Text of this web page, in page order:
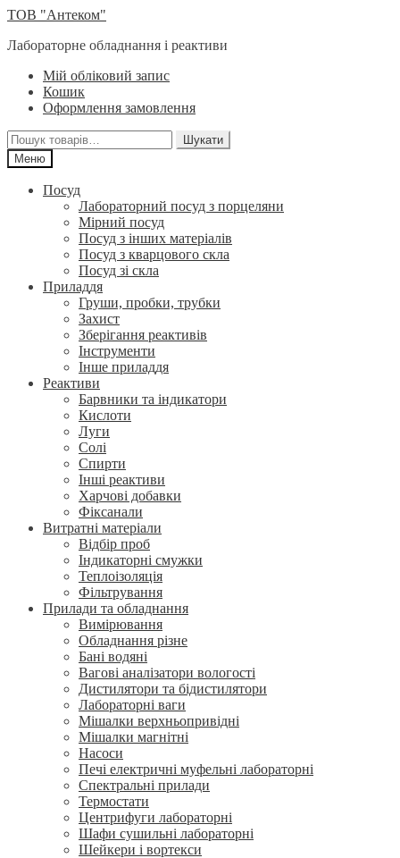
Перейти
навігації
Перейти
вмісту
ТОВ "Антеком"
Лабораторне обладнання і реактиви
Мій обліковий запис
Кошик
Оформлення замовлення
Шукати:
Шукати
Меню
Посуд
Лабораторний посуд з порцеляни
Мірний посуд
Посуд з інших матеріалів
Посуд з кварцового скла
Посуд зі скла
Приладдя
Груши, пробки, трубки
Захист
Зберігання реактивів
Інструменти
Інше приладдя
Реактиви
Барвники та індикатори
Кислоти
Луги
Солі
Спирти
Інші реактиви
Харчові добавки
Фіксанали
Витратні матеріали
Відбір проб
Індикаторні смужки
Теплоізоляція
Фільтрування
Прилади та обладнання
Вимірювання
Обладнання різне
Бані водяні
Вагові аналізатори вологості
Дистилятори та бідистилятори
Лабораторні ваги
Мішалки верхньопривідні
Мішалки магнітні
Насоси
Печі електричні муфельні лабораторні
Спектральні прилади
Термостати
Центрифуги лабораторні
Шафи сушильні лабораторні
Шейкери і вортекси